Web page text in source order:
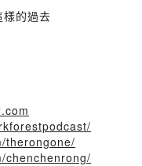
的過去
therongone/
chenchenrong/